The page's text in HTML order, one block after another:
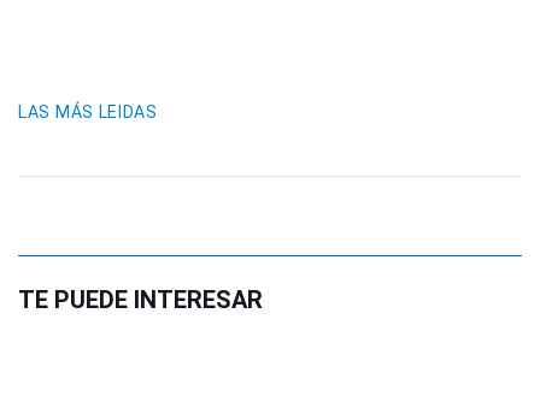
LAS MÁS LEIDAS
TE PUEDE INTERESAR